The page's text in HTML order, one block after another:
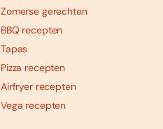
Zomerse gerechten
BBQ recepten
Tapas
Pizza recepten
Airfryer recepten
Vega recepten